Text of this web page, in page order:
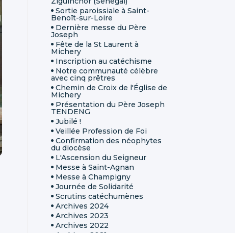
Sortie paroissiale à Saint-
Benoît-sur-Loire
Dernière messe du Père
Joseph
Fête de la St Laurent à
Michery
Inscription au catéchisme
Notre communauté célèbre
avec cinq prêtres
Chemin de Croix de l'Église de
Michery
Présentation du Père Joseph
TENDENG
Jubilé !
Veillée Profession de Foi
Confirmation des néophytes
du diocèse
L'Ascension du Seigneur
Messe à Saint-Agnan
Messe à Champigny
Journée de Solidarité
Scrutins catéchumènes
Archives 2024
Archives 2023
Archives 2022